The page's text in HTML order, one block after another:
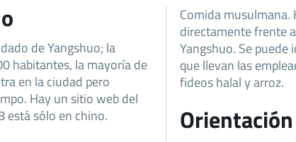
de Yangshuo; la
habitantes, la mayoría de
en la ciudad pero
Hay un sitio web del
está sólo en chino.
Comida
directamente frente
Yangshuo. Se
que llevan las
fideos halal y arroz.